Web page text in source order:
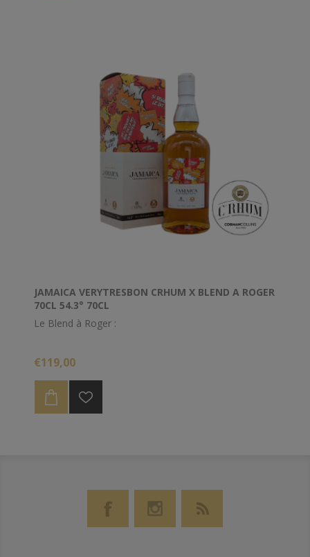
JAMAICA VERYTRESBON CRHUM X BLEND A ROGER
70CL 54.3° 70CL
Le Blend à Roger :
park 2011/ New Yarmouth 1994 / Hampden 2001/
Composé en collaboration avec Roger Caroni de "
Le Blog à Roger
€119,00